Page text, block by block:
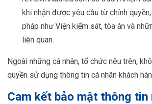
khi nhận được yêu cầu từ chính
pháp như Viện kiểm sát, tòa án và
liên quan.
Ngoài những cá nhân, tổ chức nêu trên,
quyền sử dụng thông tin cá nhân khách
Cam kết bảo mật thông tin